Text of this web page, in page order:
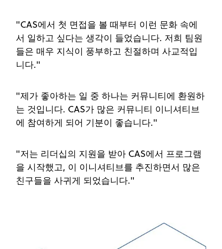
"CAS에서 첫 면접을 볼 때부터 이런 문화 속에
서 일하고 싶다는 생각이 들었습니다. 저희 팀원
들은 매우 지식이 풍부하고 친절하며 사교적입
니다."
"제가 좋아하는 일 중 하나는 커뮤니티에 환원하
는 것입니다. CAS가 많은 커뮤니티 이니셔티브
에 참여하게 되어 기분이 좋습니다."
"저는 리더십의 지원을 받아 CAS에서 프로그램
을 시작했고, 이 이니셔티브를 추진하면서 많은
친구들을 사귀게 되었습니다."